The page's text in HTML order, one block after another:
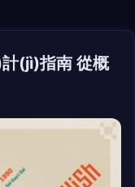
(jì)指南 從概